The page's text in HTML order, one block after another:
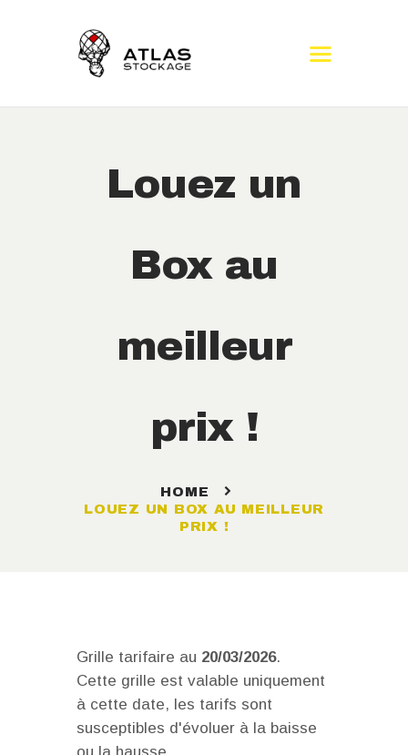
Louez un
Box au
meilleur
prix !
HOME
LOUEZ UN BOX AU MEILLEUR
PRIX !
ACCUEIL
BOX ET CONTENEURS
Grille tarifaire au 20/03/2026.
Cette grille est valable uniquement
à cette date, les tarifs sont
susceptibles d'évoluer à la baisse
ou la hausse,